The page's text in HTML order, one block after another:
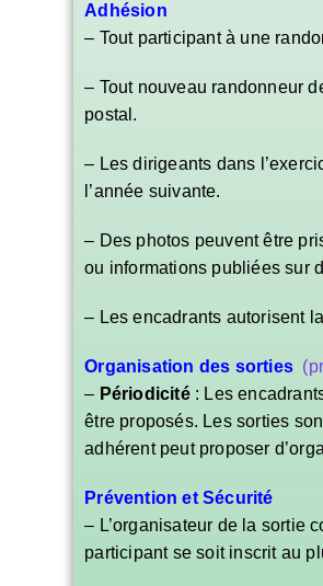
Adhésion
– Tout participant à une
– Tout nouveau randonneur
postal.
– Les dirigeants dans
l’année suivante.
– Des photos peuvent être
ou informations publiées sur
– Les encadrants autorisent
Organisation des sorties
– Périodicité: Les
être proposés. Les sorties
adhérent peut proposer
Prévention et Sécurité
– L’organisateur de la sortie
participant se soit inscrit au